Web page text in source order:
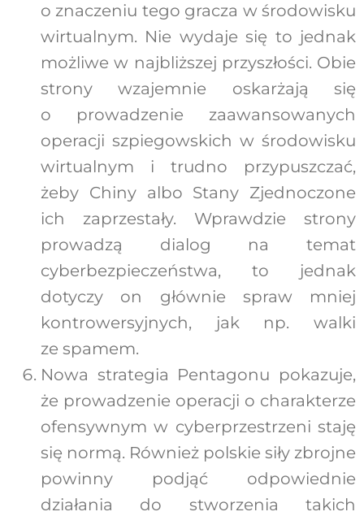
o znaczeniu tego gracza w środowisku
wirtualnym. Nie wydaje się to jednak
możliwe w najbliższej przyszłości. Obie
strony wzajemnie oskarżają się
o prowadzenie zaawansowanych
operacji szpiegowskich w środowisku
wirtualnym i trudno przypuszczać,
żeby Chiny albo Stany Zjednoczone
ich zaprzestały. Wprawdzie strony
prowadzą dialog na temat
cyberbezpieczeństwa, to jednak
dotyczy on głównie spraw mniej
kontrowersyjnych, jak np. walki
ze spamem.
Nowa strategia Pentagonu pokazuje,
że prowadzenie operacji o charakterze
ofensywnym w cyberprzestrzeni staję
się normą. Również polskie siły zbrojne
powinny podjąć odpowiednie
działania do stworzenia takich